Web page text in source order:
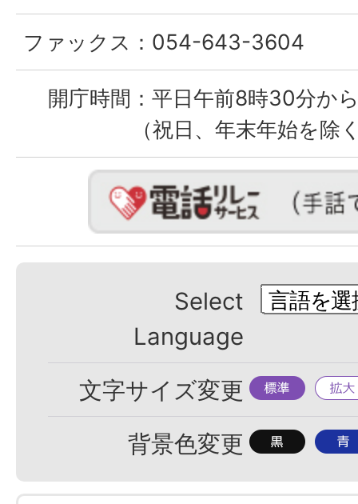
ファックス： 054-643-3604
開庁時間： 平日午前8時30分か
（祝日、年末年始を除
Select
Language
文字サイズ変更 標
準
拡
大
背景色変更 背
色
背
色